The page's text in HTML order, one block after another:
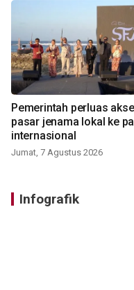
Pemerintah perluas
pasar jenama lokal ke
internasional
Jumat, 7 Agustus 2026
Infografik